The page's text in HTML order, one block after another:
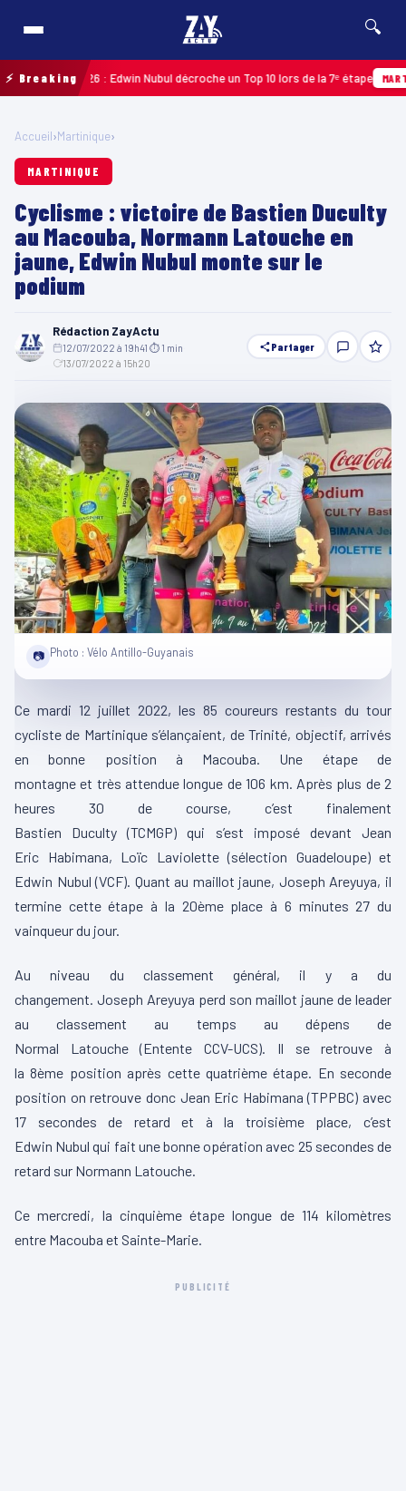
🔍
⚡ Breaking
2026 : Edwin Nubul décroche un Top 10 lors de la 7ᵉ étape
Accueil›Martinique›
MARTINIQUE
Cyclisme : victoire de Bastien Duculty
au Macouba, Normann Latouche en
jaune, Edwin Nubul monte sur le
podium
Rédaction ZayActu
12/07/2022 à 19h41 ⏱ 1 min
13/07/2022 à 15h20
Partager
📷 Photo : Vélo Antillo-Guyanais
Ce mardi 12 juillet 2022, les 85 coureurs restants du tour
cycliste de Martinique s’élançaient, de Trinité, objectif, arrivés
en bonne position à Macouba
Une étape de
montagneet très attendue longue de 106 km. Après plus de 2
heures 30 de course, c’est finalement
Bastien Duculty (TCMGP) qui s’est imposé devant Jean
Eric Habimana, Loïc Laviolette (sélection Guadeloupe)et
Edwin Nubul (VCF) Quant au maillot jaune, Joseph Areyuya, il
termine cette étape à la 20èmeplace à 6 minutes 27 du
vainqueur du jour.
Au niveau du classement général, il y a du
changement. Joseph Areyuya perd son maillot jaune de leader
au classement au temps au dépens de
Normal Latouche (Entente CCV-UCS)
Il se retrouve à
la8ème position après cette quatrième étape.
En seconde
position on retrouve donc Jean Eric Habimana (TPPBC) avec
17 secondes de retard et à la troisième place, c’est
Edwin Nubul qui fait une bonne opération avec 25 secondes de
retard sur Normann Latouche
Ce mercredi, la cinquième étape longue de 114 kilomètres
entre Macouba et Sainte-Marie.
PUBLICITÉ